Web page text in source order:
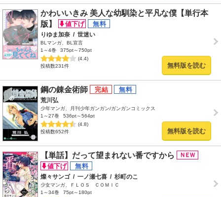
かわいいきみ 美人な幼馴染と平凡な僕【単行本
版】
りゆま加奈 / 世迷い
BLマンガ、BL宣言
1～4巻
375pt～750pt
(4.4)
投稿数231件
無料版を読む
鋼の錬金術師
荒川弘
少年マンガ、月刊少年ガンガン/ガンガンコミックス
1～27巻
536pt～564pt
(4.8)
投稿数652件
無料版を読む
【単話】だって望まれない番ですから
燦々サンゴ / 一ノ瀬七喜 / 杉町のこ
少女マンガ、ＦＬＯＳ ＣＯＭＩＣ
1～34巻
75pt～180pt